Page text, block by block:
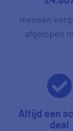
mensen
afgelopen
Altijd een
deal